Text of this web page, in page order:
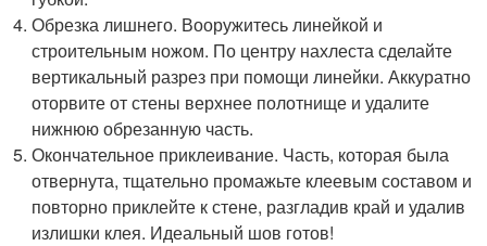
Обрезка лишнего. Вооружитесь линейкой и
строительным ножом. По центру нахлеста сделайте
вертикальный разрез при помощи линейки. Аккуратно
оторвите от стены верхнее полотнище и удалите
нижнюю обрезанную часть.
Окончательное приклеивание. Часть, которая была
отвернута, тщательно промажьте клеевым составом и
повторно приклейте к стене, разгладив край и удалив
излишки клея. Идеальный шов готов!